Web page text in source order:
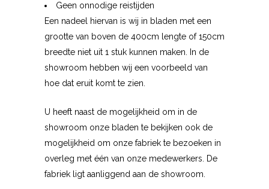
Geen onnodige reistijden
Een nadeel hiervan is wij in bladen met een
grootte van boven de 400cm lengte of 150cm
breedte niet uit 1 stuk kunnen maken. In de
showroom hebben wij een voorbeeld van
hoe dat eruit komt te zien.
U heeft naast de mogelijkheid om in de
showroom onze bladen te bekijken ook de
mogelijkheid om onze fabriek te bezoeken in
overleg met één van onze medewerkers. De
fabriek ligt aanliggend aan de showroom.